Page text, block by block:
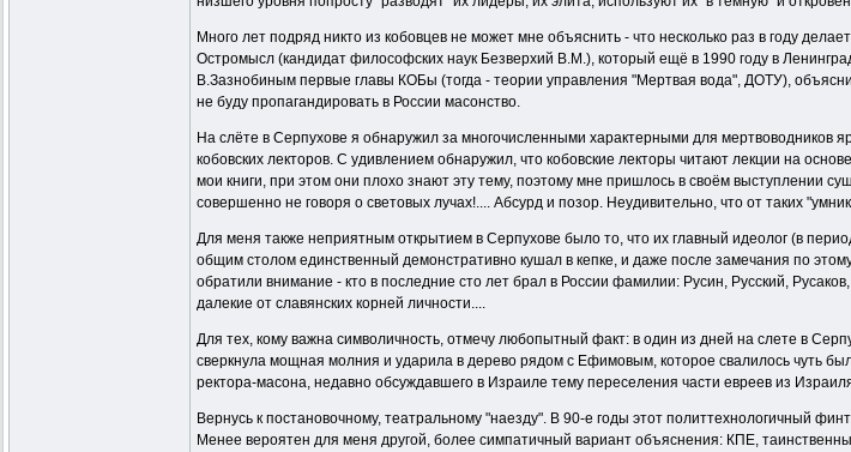
Много лет подряд никто из кобовцев не может мне объяснить - что несколько раз в году
Остромысл (кандидат философских наук Безверхий В.М.), который ещё в 1990 году в
В.Зазнобиным первые главы КОБы (тогда - теории управления "Мертвая вода", ДОТУ),
не буду пропагандировать в России масонство.
На слёте в Серпухове я обнаружил за многочисленными характерными для мертвоводников
кобовских лекторов. С удивлением обнаружил, что кобовские лекторы читают лекции на
мои книги, при этом они плохо знают эту тему, поэтому мне пришлось в своём выступлении
совершенно не говоря о световых лучах!.... Абсурд и позор. Неудивительно, что от таких
Для меня также неприятным открытием в Серпухове было то, что их главный идеолог (в
общим столом единственный демонстративно кушал в кепке, и даже после замечания по
обратили внимание - кто в последние сто лет брал в России фамилии: Русин, Русский,
далекие от славянских корней личности....
Для тех, кому важна символичность, отмечу любопытный факт: в один из дней на слете в
сверкнула мощная молния и ударила в дерево рядом с Ефимовым, которое свалилось чуть
ректора-масона, недавно обсуждавшего в Израиле тему переселения части евреев из
Вернусь к постановочному, театральному "наезду". В 90-е годы этот политтехнологичный
Менее вероятен для меня другой, более симпатичный вариант объяснения: КПЕ,